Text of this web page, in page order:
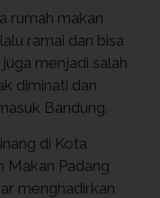
rumah makan
ramai dan bisa
menjadi salah
diminati dan
Bandung.
di Kota
Makan Padang
menghadirkan